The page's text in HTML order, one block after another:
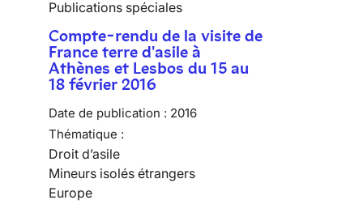
Publications spéciales
Compte-rendu de la visite de
France terre d'asile à
Athènes et Lesbos du 15 au
18 février 2016
Date de publication : 2016
Thématique :
Droit d’asile
Mineurs isolés étrangers
Europe